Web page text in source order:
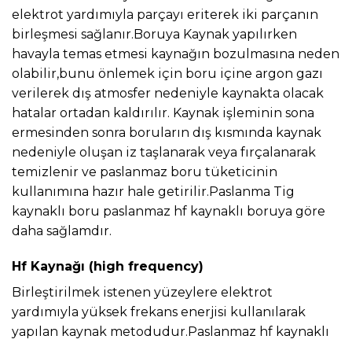
elektrot yardımıyla parçayı eriterek iki parçanın
birleşmesi sağlanır.Boruya Kaynak yapılırken
havayla temas etmesi kaynağın bozulmasına neden
olabilir,bunu önlemek için boru içine argon gazı
verilerek dış atmosfer nedeniyle kaynakta olacak
hatalar ortadan kaldırılır. Kaynak işleminin sona
ermesinden sonra boruların dış kısmında kaynak
nedeniyle oluşan iz taşlanarak veya fırçalanarak
temizlenir ve paslanmaz boru tüketicinin
kullanımına hazır hale getirilir.Paslanma Tig
kaynaklı boru paslanmaz hf kaynaklı boruya göre
daha sağlamdır.
Hf Kaynağı (high frequency)
Birleştirilmek istenen yüzeylere elektrot
yardımıyla yüksek frekans enerjisi kullanılarak
yapılan kaynak metodudur.Paslanmaz hf kaynaklı